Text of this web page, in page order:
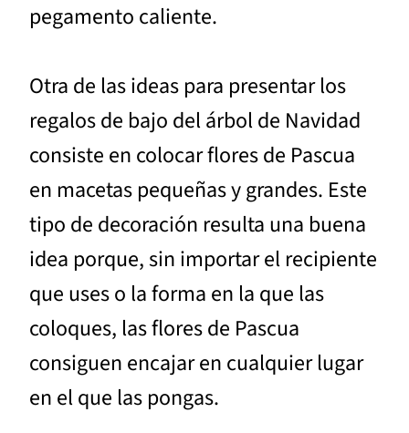
pegamento caliente.
Otra de las ideas para presentar los
regalos de bajo del árbol de Navidad
consiste en colocar flores de Pascua
en macetas pequeñas y grandes. Este
tipo de decoración resulta una buena
idea porque, sin importar el recipiente
que uses o la forma en la que las
coloques, las flores de Pascua
consiguen encajar en cualquier lugar
en el que las pongas.